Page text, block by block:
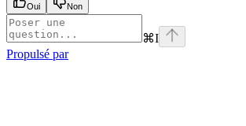
Oui Non
⌘I
Propulsé par